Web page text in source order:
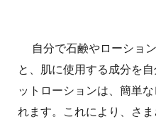
自分で石鹸やローショ
と、肌に使用する成分を
ットローションは、簡単
れます。これにより、さ